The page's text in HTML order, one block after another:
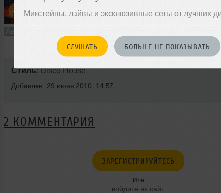
Микстейпы, лайвы и эксклюзивные сеты от лучших
СЛУШАТЬ БОЛЬШЕ НЕ ПОКАЗЫВАТЬ
4:06 1764 раза 46 1 10 MB, 320
Авторский трек
Стиль: Disco House
Добавлен: 29 июня 2010, 14:57
2 КОММЕНТАРИЯ
ЗАРЕГИСТРИРУЙТЕСЬ
Или
войдите на сайт